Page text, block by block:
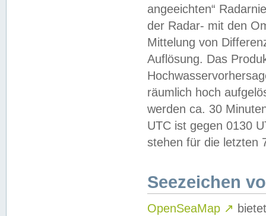
angeeichten“
der Radar- mit den
Mittelung von
Auflösung. Das
räumlich hoch
werden ca. 30
UTC ist gegen 0130
stehen für die letzten
Seezeichen
OpenSeaMap ↗